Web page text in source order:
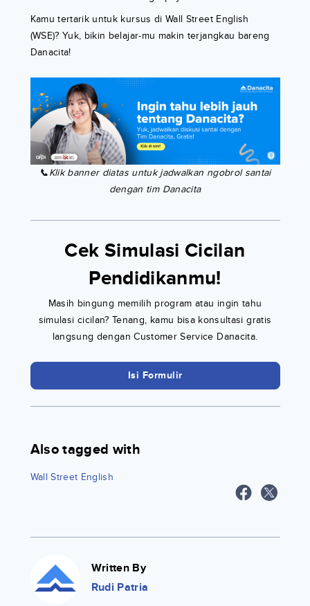
Kamu tertarik untuk kursus di Wall Street English
(WSE)? Yuk, bikin belajar-mu makin terjangkau bareng
Danacita!
📞Klik banner diatas untuk jadwalkan ngobrol santai
dengan tim Danacita
Cek Simulasi Cicilan
Pendidikanmu!
Masih bingung memilih program atau ingin tahu
simulasi cicilan? Tenang, kamu bisa konsultasi gratis
langsung dengan Customer Service Danacita.
Isi Formulir
Also tagged with
Wall Street English
Written By
Rudi Patria